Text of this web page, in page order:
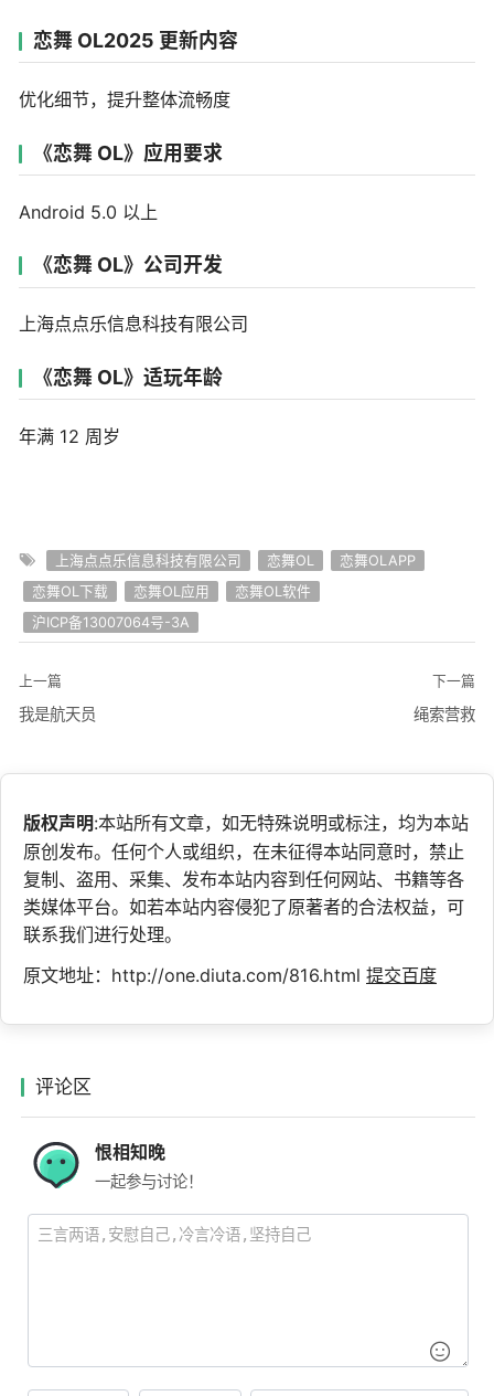
恋舞 OL2025 更新内容
优化细节，提升整体流畅度
《恋舞 OL》应用要求
Android 5.0 以上
《恋舞 OL》公司开发
上海点点乐信息科技有限公司
《恋舞 OL》适玩年龄
年满 12 周岁
上海点点乐信息科技有限公司 恋舞OL
恋舞OLAPP
恋舞OL下载
恋舞OL应用
恋舞OL软件
沪ICP备13007064号-3A
上一篇
我是航天员
下一篇
绳索营救
版权声明:本站所有文章，如无特殊说明或标注，均为本站
原创发布。任何个人或组织，在未征得本站同意时，禁止
复制、盗用、采集、发布本站内容到任何网站、书籍等各
类媒体平台。如若本站内容侵犯了原著者的合法权益，可
联系我们进行处理。
原文地址：http://one.diuta.com/816.html 提交百度
评论区
恨相知晚
一起参与讨论！